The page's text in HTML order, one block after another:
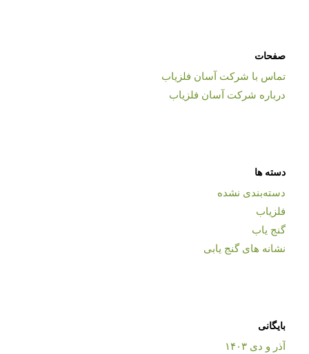
صفحات
تماس با شرکت آسان فلزیاب
درباره شرکت آسان فلزیاب
دسته ها
دسته‌بندی نشده
فلزیاب
گنج یاب
نشانه های گنج یابی
بایگانی
آذر و دی ۱۴۰۳